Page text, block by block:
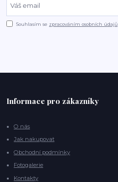
Souhlasím se zpracováním osobních údajů
Informace pro zákazníky
O nás
Jak nakupovat
Obchodní podmínky
Fotogalerie
Kontakty